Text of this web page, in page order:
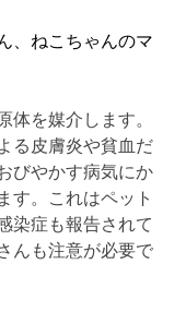
、ねこちゃんのマ
体を媒介します。
る皮膚炎や貧血だ
びやかす病気にか
す。これはペット
染症も報告されて
んも注意が必要で